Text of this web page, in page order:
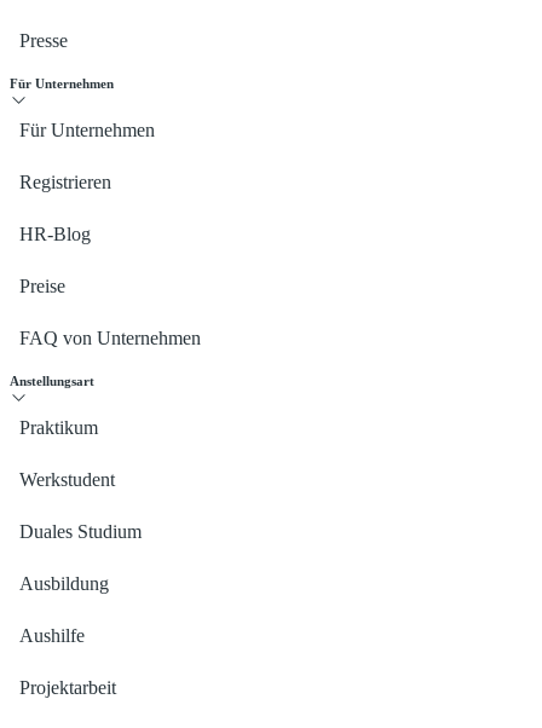
Presse
Für Unternehmen
Für Unternehmen
Registrieren
HR-Blog
Preise
FAQ von Unternehmen
Anstellungsart
Praktikum
Werkstudent
Duales Studium
Ausbildung
Aushilfe
Projektarbeit